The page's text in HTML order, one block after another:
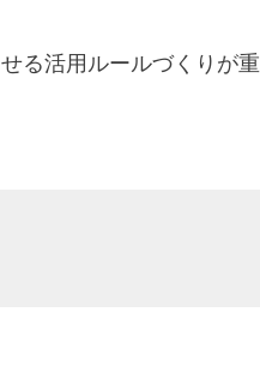
る活用ルールづくりが重